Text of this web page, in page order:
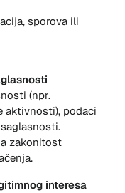
sporova ili
(npr.
aktivnosti), podaci
zakonitost
interesa